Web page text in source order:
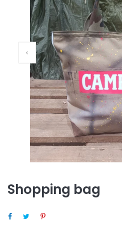
PREVIOUS SLIDE
Shopping bag
SHARE ON FACEBOOK
TWEET ON TWITTER